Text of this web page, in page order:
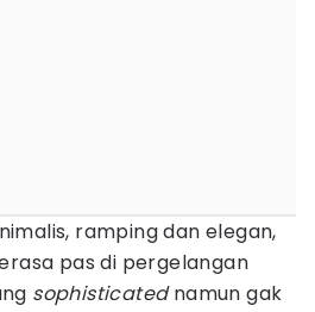
ramping dan elegan,
pas di pergelangan
sophisticatednamun gak